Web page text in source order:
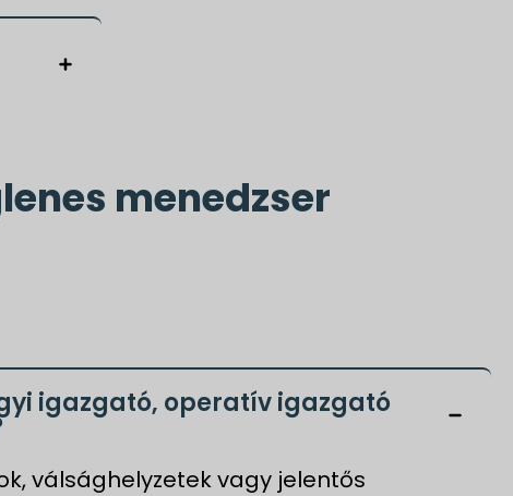
menedzser
igazgató, operatív igazgató
válsághelyzetek vagy jelentős